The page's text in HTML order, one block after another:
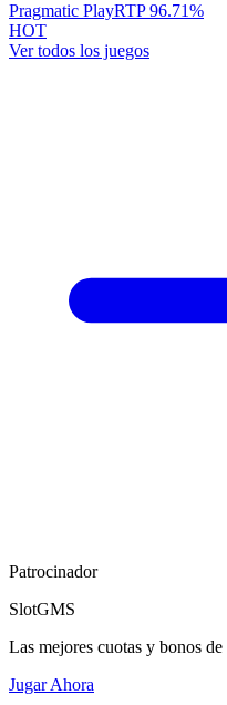
Pragmatic PlayRTP96.71%
HOT
Ver todos los juegos
Patrocinador
SlotGMS
Las mejores cuotas y bonos
Jugar Ahora